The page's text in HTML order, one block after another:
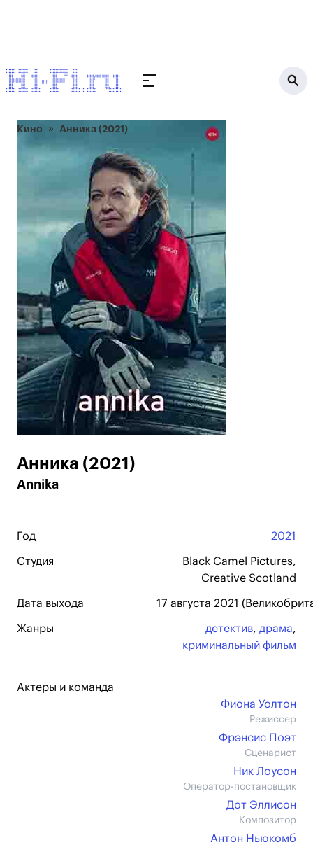
Кино Анника (2021)
Анника (2021)
Annika
Год 2021
Студия
Black Camel Pictures,
Creative Scotland
Дата выхода 17 августа 2021
Жанры детектив, драма,
криминальный фильм
Актеры и команда
Фиона Уолтон
Режиссер
Фрэнсис Поэт
Сценарист
Ник Лоусон
Оператор-постановщик
Дот Эллисон
Композитор
Антон Ньюкомб